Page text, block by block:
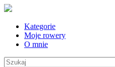
Kategorie
Moje rowery
O mnie